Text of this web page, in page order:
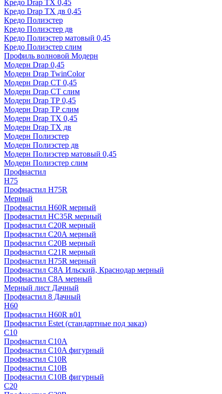
Кредо Drap ТХ 0,45
Кредо Drap ТХ дв 0,45
Кредо Полиэстер
Кредо Полиэстер дв
Кредо Полиэстер матовый 0,45
Кредо Полиэстер слим
Профиль волновой Модерн
Модерн Drap 0,45
Модерн Drap TwinColor
Модерн Drap СТ 0,45
Модерн Drap СТ слим
Модерн Drap ТР 0,45
Модерн Drap ТР слим
Модерн Drap ТХ 0,45
Модерн Drap ТХ дв
Модерн Полиэстер
Модерн Полиэстер дв
Модерн Полиэстер матовый 0,45
Модерн Полиэстер слим
Профнастил
H75
Профнастил H75R
Мерный
Профнастил H60R мерный
Профнастил HC35R мерный
Профнастил С20R мерный
Профнастил С20А мерный
Профнастил С20В мерный
Профнастил С21R мерный
Профнастил Н75R мерный
Профнастил С8А Ильский, Краснодар мерный
Профнастил С8А мерный
Мерный лист Дачный
Профнастил 8 Дачный
Н60
Профнастил H60R в01
Профнастил Estet (стандартные под заказ)
C10
Профнастил С10A
Профнастил С10A фигурный
Профнастил С10R
Профнастил С10В
Профнастил С10В фигурный
C20